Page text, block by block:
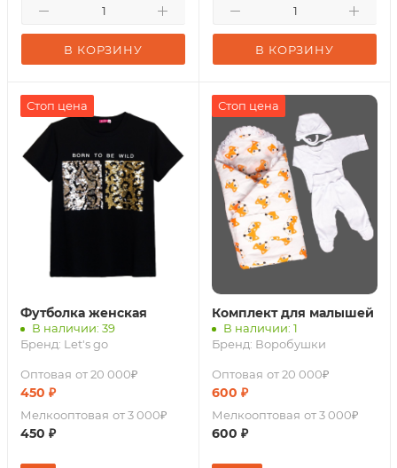
В КОРЗИНУ В КОРЗИНУ
Стоп цена
Футболка женская
В наличии: 39
Бренд: Let's go
Оптовая от 20 000₽
450 ₽
Мелкооптовая от 3 000₽
450 ₽
Стоп цена
Комплект для малышей
В наличии: 1
Бренд: Воробушки
Оптовая от 20 000₽
600 ₽
Мелкооптовая от 3 000₽
600 ₽